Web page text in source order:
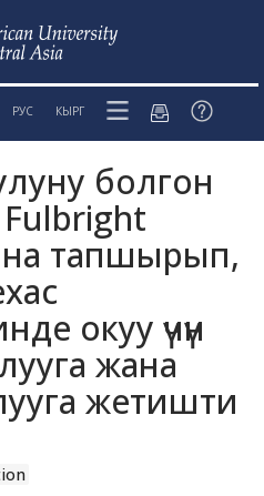
РУС КЫРГ
болгон
тапшырып,
окуу үчүн
жана
жетишти